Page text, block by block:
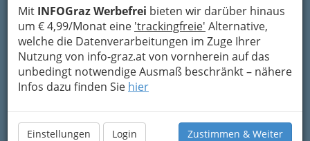
Mit INFOGraz Werbefrei bieten wir darüber hinaus
um € 4,99/Monat eine 'trackingfreie' Alternative,
welche die Datenverarbeitungen im Zuge Ihrer
Nutzung von info-graz.at von vornherein auf das
unbedingt notwendige Ausmaß beschränkt – nähere
Infos dazu finden Sie hier
Einstellungen Login Zustimmen & Weiter